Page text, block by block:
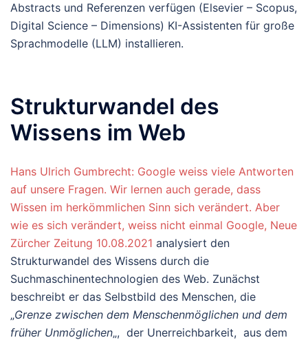
Abstracts und Referenzen verfügen (Elsevier – Scopus,
Digital Science – Dimensions) KI-Assistenten für große
Sprachmodelle (LLM) installieren.
Strukturwandel des
Wissens im Web
Hans Ulrich Gumbrecht: Google weiss viele Antworten
auf unsere Fragen. Wir lernen auch gerade, dass
Wissen im herkömmlichen Sinn sich verändert. Aber
wie es sich verändert, weiss nicht einmal Google, Neue
Zürcher Zeitung 10.08.2021 analysiert den
Strukturwandel des Wissens durch die
Suchmaschinentechnologien des Web. Zunächst
beschreibt er das Selbstbild des Menschen, die
„Grenze zwischen dem Menschenmöglichen und dem
früher Unmöglichen„, der Unerreichbarkeit, aus dem